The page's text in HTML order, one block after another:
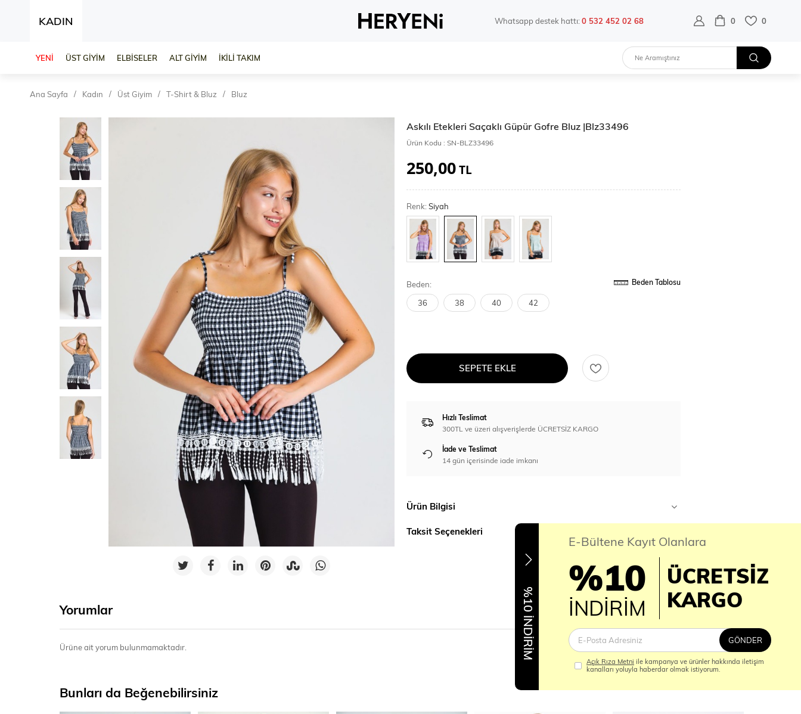
KADIN Whatsapp destek hattı:0 532 452 02 68 0 0
YENİ ÜST GİYİM ELBİSELER ALT GİYİM İKİLİ TAKIM
Ana Sayfa Kadın Üst Giyim T-Shirt & Bluz Bluz
Askılı Etekleri Saçaklı Güpür Gofre Bluz |Blz33496
Ürün Kodu : SN-BLZ33496
250,00TL
Renk:Siyah
Beden: Beden Tablosu
36 38 40 42
SEPETE EKLE
Hızlı Teslimat
300TL ve üzeri alışverişlerde ÜCRETSİZ KARGO
İade ve Teslimat
14 gün içerisinde iade imkanı
Ürün Bilgisi
Taksit Seçenekleri
Yorumlar
Ürüne ait yorum bulunmamaktadır.
Bunları da Beğenebilirsiniz
%10 İNDİRİM
E-Bültene Kayıt Olanlara
%10
İNDİRİM
ÜCRETSİZ
KARGO
GÖNDER
Açık Rıza Metni ile kampanya ve ürünler hakkında iletişim
kanalları yoluyla haberdar olmak istiyorum.